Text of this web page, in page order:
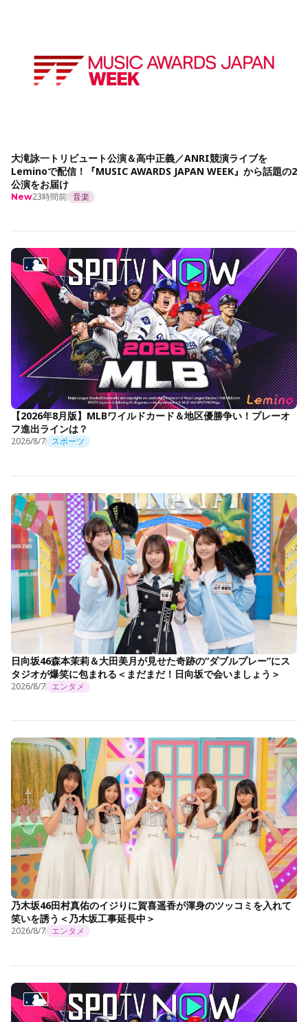
大滝詠一トリビュート公演＆高中正義／ANRI競演ライブを
Leminoで配信！『MUSIC AWARDS JAPAN WEEK』から話題の2
公演をお届け
New23時間前 音楽
【2026年8月版】MLBワイルドカード＆地区優勝争い！プレーオ
フ進出ラインは？
2026/8/7 スポーツ
日向坂46森本茉莉＆大田美月が見せた奇跡の“ダブルプレー”にス
タジオが爆笑に包まれる＜まだまだ！日向坂で会いましょう＞
2026/8/7 エンタメ
乃木坂46田村真佑のイジりに賀喜遥香が渾身のツッコミを入れて
笑いを誘う＜乃木坂工事延長中＞
2026/8/7 エンタメ